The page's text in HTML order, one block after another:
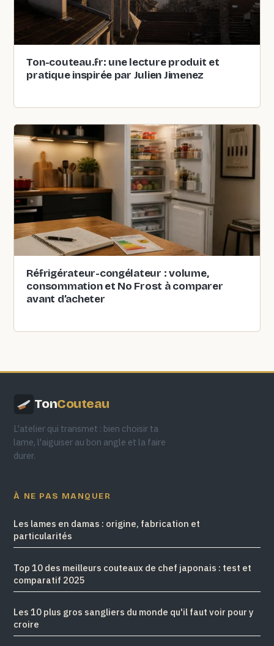
Ton-couteau.fr: une lecture produit et
pratique inspirée par Julien Jimenez
Réfrigérateur-congélateur : volume,
consommation et No Frost à comparer
avant d’acheter
TonCouteau
L'atelier qui transmet : bien choisir ta
lame, l'aiguiser au bon angle et la faire
durer.
À NE PAS MANQUER
Les lames en damas : origine, fabrication et
particularités
Top 10 des meilleurs couteaux de chef japonais : test et
comparatif 2025
Les 10 plus gros sangliers du monde qu'il faut voir pour y
croire